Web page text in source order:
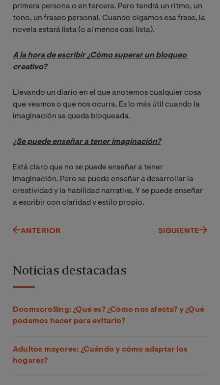
primera persona o en tercera. Pero tendrá un ritmo, un
tono, un fraseo personal. Cuando oigamos esa frase, la
novela estará lista (o al menos casi lista).
A la hora de escribir ¿Cómo superar un bloqueo
creativo?
Llevando un diario en el que anotemos cualquier cosa
que veamos o que nos ocurra. Es lo más útil cuando la
imaginación se queda bloqueada.
¿Se puede enseñar a tener imaginación?
Está claro que no se puede enseñar a tener
imaginación. Pero se puede enseñar a desarrollar la
creatividad y la habilidad narrativa. Y se puede enseñar
a escribir con claridad y estilo propio.
ANTERIOR SIGUIENTE
Noticias destacadas
Doomscrolling: ¿Qué es? ¿Cómo nos afecta? y ¿Qué
podemos hacer para evitarlo?
Adultos mayores: ¿Cuándo y cómo adaptar los
hogares?